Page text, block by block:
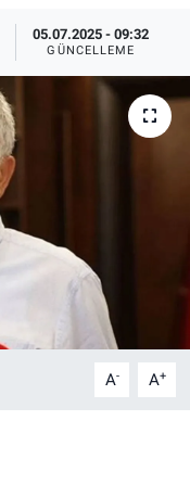
05.07.2025 - 09:32
GÜNCELLEME
A- A+